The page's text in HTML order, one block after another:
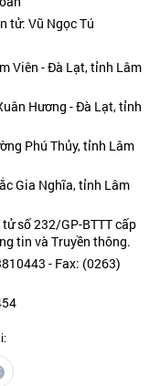
tử: Vũ Ngọc Tú
Viên - Đà Lạt, tỉnh Lâm
Hương - Đà Lạt, tỉnh
Phú Thủy, tỉnh Lâm
Gia Nghĩa, tỉnh Lâm
số 232/GP-BTTT cấp
tin và Truyền thông.
- Fax: (0263)